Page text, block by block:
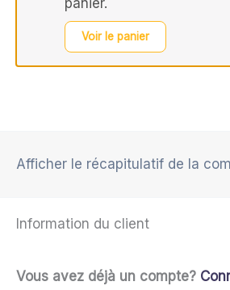
Voir le panier
Afficher le récapitulatif de la
Pourboire de
Information du client
Vous avez déjà un compte?